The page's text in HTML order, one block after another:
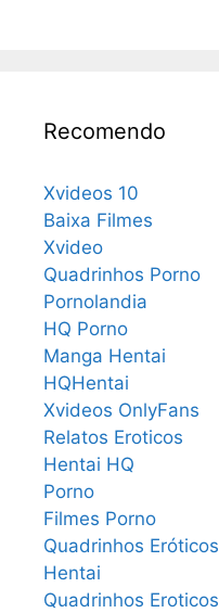
Recomendo
Xvideos 10
Baixa Filmes
Xvideo
Quadrinhos Porno
Pornolandia
HQ Porno
Manga Hentai
HQHentai
Xvideos OnlyFans
Relatos Eroticos
Hentai HQ
Porno
Filmes Porno
Quadrinhos Eróticos
Hentai
Quadrinhos Eroticos